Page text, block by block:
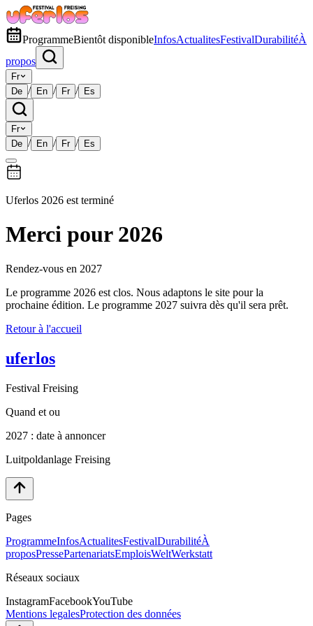
ProgrammeBientôt disponibleInfosActualitesFestivalDurabilitéÀ
propos
Fr
De / En / Fr / Es
Fr
De / En / Fr / Es
Uferlos 2026 est terminé
Merci pour 2026
Rendez-vous en 2027
Le programme 2026 est clos. Nous adaptons le site pour la
prochaine édition. Le programme 2027 suivra dès qu'il sera prêt.
Retour à l'accueil
uferlos
Festival Freising
Quand et ou
2027 : date à annoncer
Luitpoldanlage Freising
Pages
ProgrammeInfosActualitesFestivalDurabilitéÀ
proposPressePartenariatsEmploisWeltWerkstatt
Réseaux sociaux
InstagramFacebookYouTube
Mentions legalesProtection des données